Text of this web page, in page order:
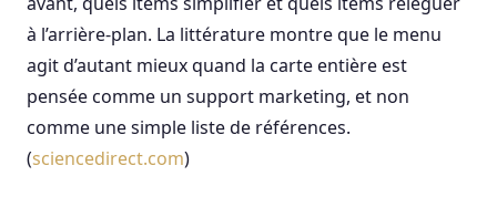
à l’arrière-plan. La littérature montre que le menu
agit d’autant mieux quand la carte entière est
pensée comme un support marketing, et non
comme une simple liste de références.
(sciencedirect.com)